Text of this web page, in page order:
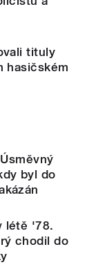
tituly
hasičském
byl do
létě '78.
chodil do